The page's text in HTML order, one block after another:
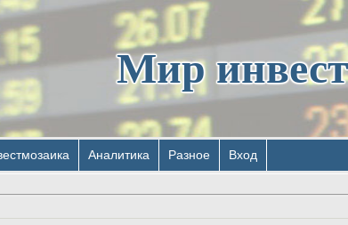
Мир
Аналитика Разное Вход